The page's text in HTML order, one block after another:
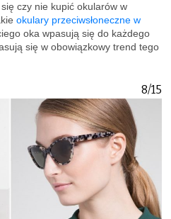
czy nie kupić okularów w
okulary przeciwsłoneczne w
oka wpasują się do każdego
się w obowiązkowy trend tego
8/15